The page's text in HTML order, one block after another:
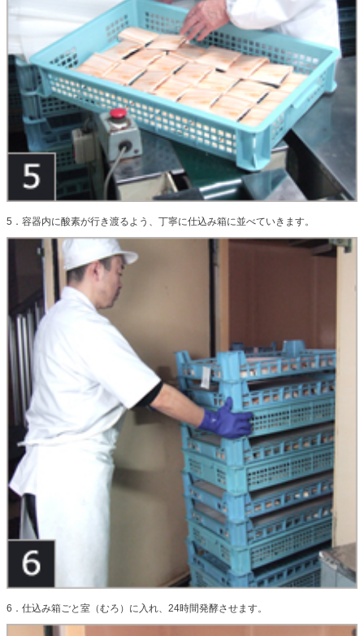
5．容器内に酸素が行き渡るよう、丁寧に仕込み箱に並べていきます。
6．仕込み箱ごと室（むろ）に入れ、24時間発酵させます。